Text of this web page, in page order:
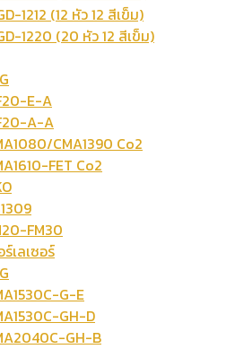
1212 (12 หัว 12 สีเข็ม)
1220 (20 หัว 12 สีเข็ม)
E-A
A-A
CMA1390 Co2
FET Co2
FM30
เลเซอร์
G-E
GH-D
GH-B